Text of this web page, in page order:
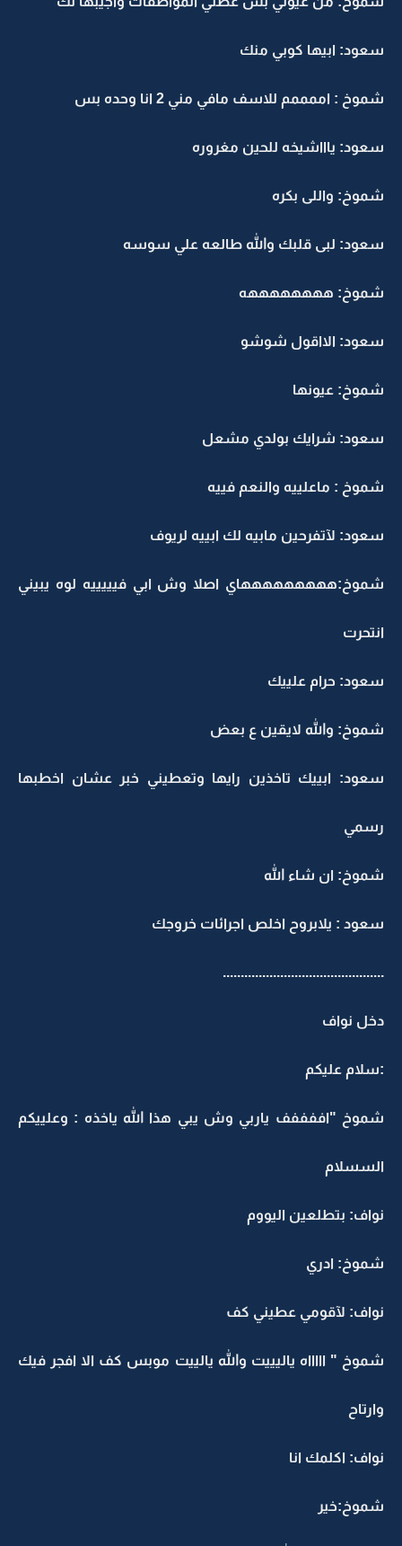
سعود: ابيها كوبي منك
شموخ : اممممم للاسف مافي مني 2 انا وحده بس
سعود: ياااشيخه للحين مغروره
شموخ: واللى بكره
سعود: لبى قلبك والله طالعه علي سوسه
شموخ: ههههههههه
سعود: الااقول شوشو
شموخ: عيونها
سعود: شرايك بولدي مشعل
شموخ : ماعلييه والنعم فييه
سعود: لآتفرحين مابيه لك ابييه لريوف
شموخ:هههههههههاي اصلا وش ابي فيييييه لوه يبيني
انتحرت
سعود: حرام علييك
شموخ: والله لايقين ع بعض
سعود: ابييك تاخذين رايها وتعطيني خبر عشان اخطبها
رسمي
شموخ: ان شاء الله
سعود : يلابروح اخلص اجرائات خروجك
.............................................
دخل نواف
:سلام عليكم
شموخ "اففففف ياربي وش يبي هذا الله ياخذه : وعلييكم
السسلام
نواف: بتطلعين اليووم
شموخ: ادري
نواف: لآقومي عطيني كف
شموخ " اااااه ياليييت والله يالييت موبس كف الا افجر فيك
وارتاح
نواف: اكلمك انا
شموخ:خير